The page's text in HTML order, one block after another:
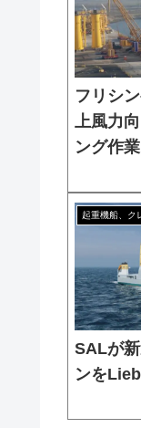
フリシ
上風力
ング作業
起重機船、ク
SALが
ンを